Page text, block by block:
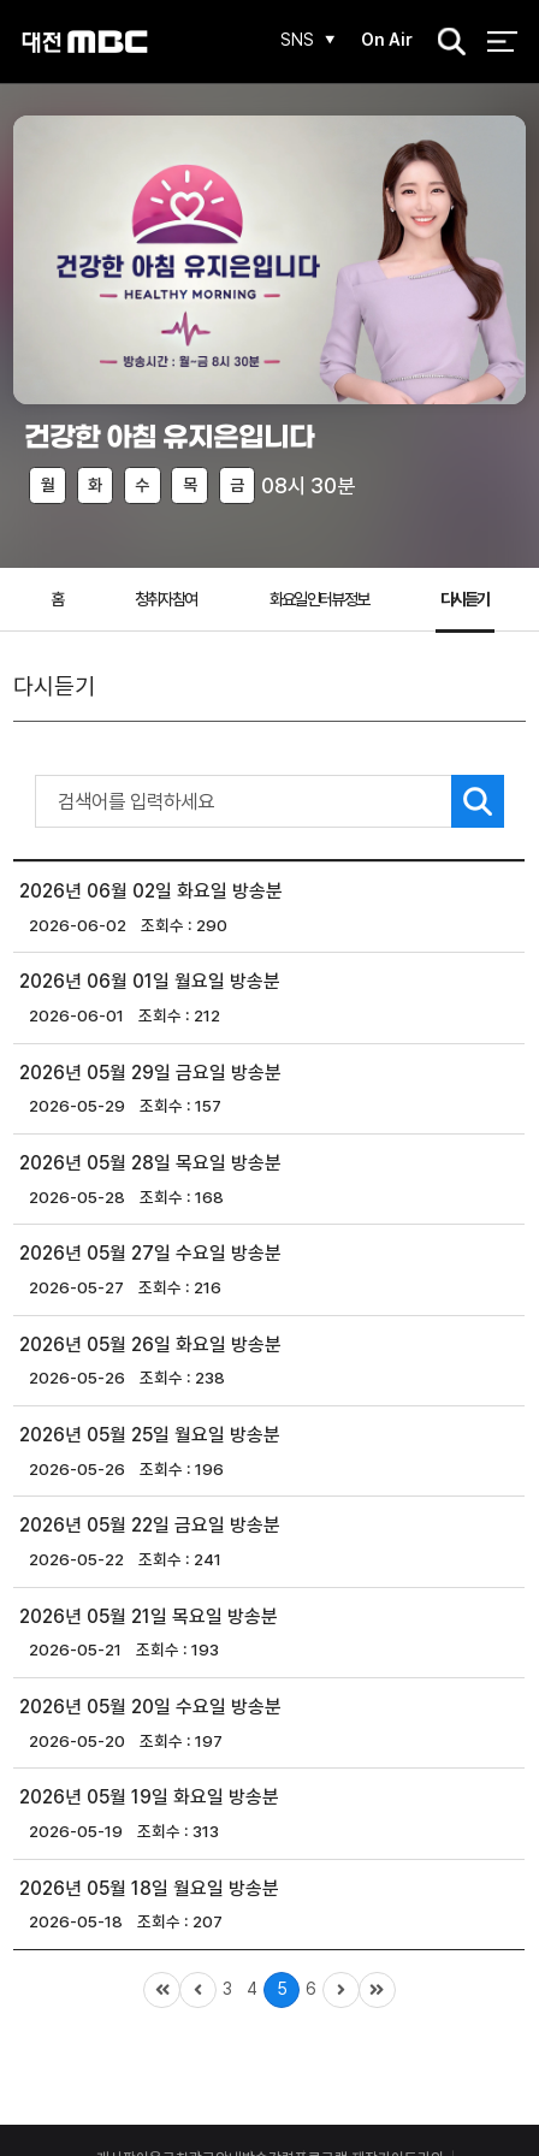
SNS On Air
검
건강한 아침 유지은입니다
월 화 수 목 금 08시 30분
홈 청취자 참여 화요일 인터뷰 정보 다시듣기
다시듣기
2026년 06월 02일 화요일 방송분
2026-06-02 290
2026년 06월 01일 월요일 방송분
2026-06-01 212
2026년 05월 29일 금요일 방송분
2026-05-29 157
2026년 05월 28일 목요일 방송분
2026-05-28 168
2026년 05월 27일 수요일 방송분
2026-05-27 216
2026년 05월 26일 화요일 방송분
2026-05-26 238
2026년 05월 25일 월요일 방송분
2026-05-26 196
2026년 05월 22일 금요일 방송분
2026-05-22 241
2026년 05월 21일 목요일 방송분
2026-05-21 193
2026년 05월 20일 수요일 방송분
2026-05-20 197
2026년 05월 19일 화요일 방송분
2026-05-19 313
2026년 05월 18일 월요일 방송분
2026-05-18 207
3 4 5 6